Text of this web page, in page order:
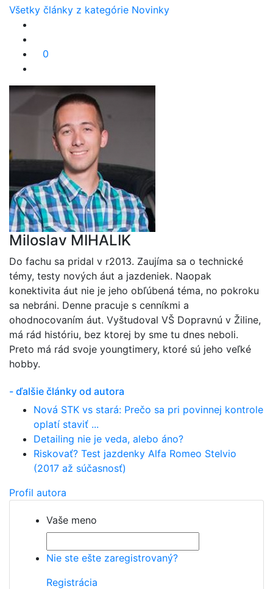
Všetky články z kategórie Novinky
0
Miloslav MIHALIK
Do fachu sa pridal v r2013. Zaujíma sa o technické
témy, testy nových áut a jazdeniek. Naopak
konektivita áut nie je jeho obľúbená téma, no pokroku
sa nebráni. Denne pracuje s cenníkmi a
ohodnocovaním áut. Vyštudoval VŠ Dopravnú v Žiline,
má rád históriu, bez ktorej by sme tu dnes neboli.
Preto má rád svoje youngtimery, ktoré sú jeho veľké
hobby.
- ďalšie články od autora
Nová STK vs stará: Prečo sa pri povinnej kontrole
oplatí staviť ...
Detailing nie je veda, alebo áno?
Riskovať? Test jazdenky Alfa Romeo Stelvio
(2017 až súčasnosť)
Profil autora
Vaše meno
Nie ste ešte zaregistrovaný?
Registrácia